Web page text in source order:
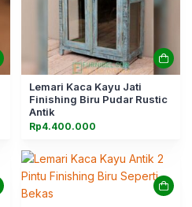
Lemari Kaca Kayu Jati
Finishing Biru Pudar Rustic
Antik
Rp4.400.000